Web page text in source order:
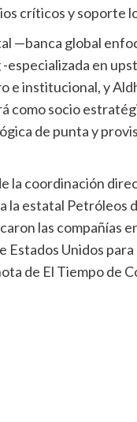
críticos y soporte
—banca global
en
institucional, y
como socio
de punta y
la coordinación
estatal Petróleos
las compañías
Estados Unidos
de El Tiempo de